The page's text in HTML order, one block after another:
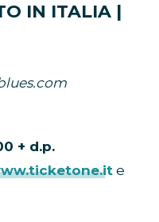
IN ITALIA |
+ d.p.
e